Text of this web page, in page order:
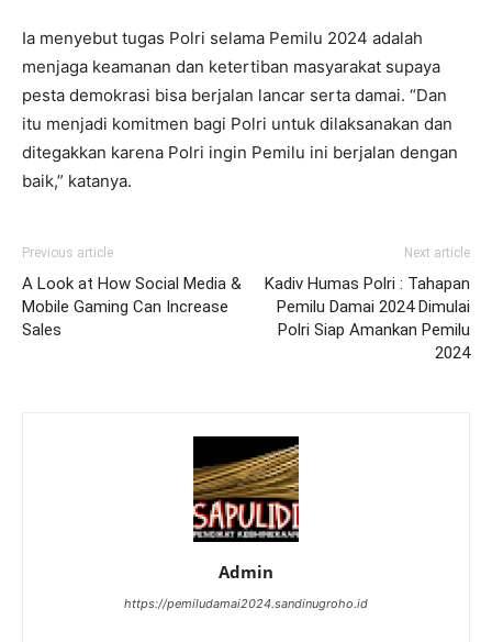
Ia menyebut tugas Polri selama Pemilu 2024 adalah
menjaga keamanan dan ketertiban masyarakat supaya
pesta demokrasi bisa berjalan lancar serta damai. “Dan
itu menjadi komitmen bagi Polri untuk dilaksanakan dan
ditegakkan karena Polri ingin Pemilu ini berjalan dengan
baik,” katanya.
Previous article
A Look at How Social Media &
Mobile Gaming Can Increase
Sales
Next article
Kadiv Humas Polri : Tahapan
Pemilu Damai 2024 Dimulai
Polri Siap Amankan Pemilu
2024
Admin
https://pemiludamai2024.sandinugroho.id